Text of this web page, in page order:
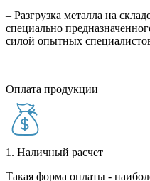
– Разгрузка металла на
специально
силой опытных
Оплата продукции
1. Наличный расчет
Такая форма оплаты -